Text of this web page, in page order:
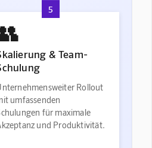
5
& Team-
Rollout
umfassenden
für maximale
und Produktivität.